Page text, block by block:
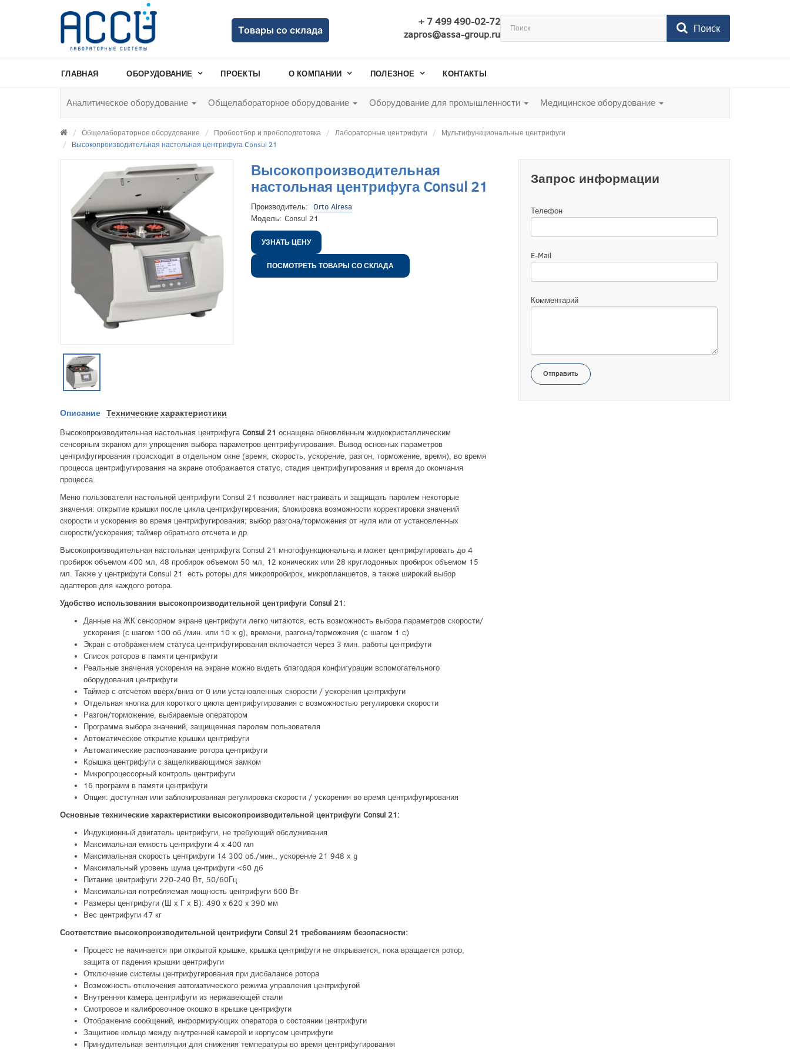
Товары со склада
+ 7 499 490-02-72
zapros@assa-group.ru
Поиск
ГЛАВНАЯ ОБОРУДОВАНИЕ ПРОЕКТЫ О КОМПАНИИ ПОЛЕЗНОЕ КОНТАКТЫ
Аналитическое оборудование Общелабораторное оборудование Оборудование для промышленности Медицинское оборудование
Общелабораторное оборудование Пробоотбор и пробоподготовка Лабораторные центрифуги
Мультифункциональные центрифуги
Высокопроизводительная настольная центрифуга Consul 21
Высокопроизводительная
настольная центрифуга Consul 21
Производитель: Orto Alresa
Модель: Consul 21
УЗНАТЬ ЦЕНУ
ПОСМОТРЕТЬ ТОВАРЫ СО СКЛАДА
Описание Технические характеристики
Высокопроизводительная настольная центрифугаConsul 21 оснащена обновлённым жидкокристаллическим
сенсорным экраном для упрощения выбора параметров центрифугирования. Вывод основных параметров
центрифугирования происходит в отдельном окне (время, скорость, ускорение, разгон, торможение, время), во время
процесса центрифугирования на экране отображается статус, стадия центрифугирования и время до окончания
процесса.
Меню пользователя настольной центрифуги Consul 21 позволяет настраивать и защищать паролем некоторые
значения: открытие крышки после цикла центрифугирования; блокировка возможности корректировки значений
скорости и ускорения во время центрифугирования; выбор разгона/торможения от нуля или от установленных
скорости/ускорения; таймер обратного отсчета и др.
Высокопроизводительная настольная центрифуга Consul 21 многофункциональна и может центрифугировать до 4
пробирок объемом 400 мл, 48 пробирок объемом 50 мл, 12 конических или 28 круглодонных пробирок объемом 15
мл. Также у центрифуги Consul 21
есть роторы для микропробирок, микропланшетов, а также широкий выбор
адаптеров для каждого ротора.
Удобство использования высокопроизводительной центрифуги Consul 21:
Данные на ЖК сенсорном экране центрифуги легко читаются, есть возможность выбора параметров скорости/
ускорения (с шагом 100 об./мин. или 10 х g), времени, разгона/торможения (с шагом 1 с)
Экран с отображением статуса центрифугирования включается через 3 мин. работы центрифуги
Список роторов в памяти центрифуги
Реальные значения ускорения на экране можно видеть благодаря конфигурации вспомогательного
оборудования центрифуги
Таймер с отсчетом вверх/вниз от 0 или установленных скорости / ускорения центрифуги
Отдельная кнопка для короткого цикла центрифугирования с возможностью регулировки скорости
Разгон/торможение, выбираемые оператором
Программа выбора значений, защищенная паролем пользователя
Автоматическое открытие крышки центрифуги
Автоматические распознавание ротора центрифуги
Крышка центрифуги с защелкивающимся замком
Микропроцессорный контроль центрифуги
16 программ в памяти центрифуги
Опция: доступная или заблокированная регулировка скорости / ускорения во время центрифугирования
Основные технические характеристики высокопроизводительной центрифуги Consul 21:
Индукционный двигатель центрифуги, не требующий обслуживания
Максимальная емкость центрифуги 4 х 400 мл
Максимальная скорость центрифуги 14 300 об./мин., ускорение 21 948 х g
Максимальный уровень шума центрифуги <60 дб
Питание центрифуги 220-240 Вт, 50/60Гц
Максимальная потребляемая мощность центрифуги 600 Вт
Размеры центрифуги (Ш х Г х В): 490 x 620 x 390 мм
Вес центрифуги 47 кг
Соответствие высокопроизводительной центрифуги Consul 21 требованиям безопасности:
Процесс не начинается при открытой крышке, крышка центрифуги не открывается, пока вращается ротор,
защита от падения крышки центрифуги
Отключение системы центрифугирования при дисбалансе ротора
Возможность отключения автоматического режима управления центрифугой
Внутренняя камера центрифуги из нержавеющей стали
Смотровое и калибровочное окошко в крышке центрифуги
Отображение сообщений, информирующих оператора о состоянии центрифуги
Защитное кольцо между внутренней камерой и корпусом центрифуги
Принудительная вентиляция для снижения температуры во время центрифугирования
Запрос информации
Телефон
E-Mail
Комментарий
Отправить